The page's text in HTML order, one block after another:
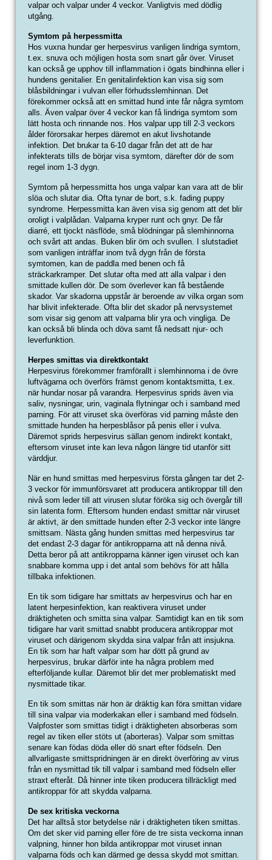
valpar och valpar under 4 veckor. Vanligtvis med dödlig
utgång.
Symtom på herpessmitta
Hos vuxna hundar ger herpesvirus vanligen lindriga symtom,
t.ex. snuva och möjligen hosta som snart går över. Viruset
kan också ge upphov till inflammation i ögats bindhinna eller i
hundens genitalier. En genitalinfektion kan visa sig som
blåsbildningar i vulvan eller förhudsslemhinnan. Det
förekommer också att en smittad hund inte får några symtom
alls. Även valpar över 4 veckor kan få lindriga symtom som
lätt hosta och rinnande nos. Hos valpar upp till 2-3 veckors
ålder förorsakar herpes däremot en akut livshotande
infektion. Det brukar ta 6-10 dagar från det att de har
infekterats tills de börjar visa symtom, därefter dör de som
regel inom 1-3 dygn.
Symtom på herpessmitta hos unga valpar kan vara att de blir
slöa och slutar dia. Ofta tynar de bort, s.k. fading puppy
syndrome. Herpessmitta kan även visa sig genom att det blir
oroligt i valplådan. Valparna kryper runt och gnyr. De får
diarré, ett tjockt näsflöde, små blödningar på slemhinnorna
och svårt att andas. Buken blir öm och svullen. I slutstadiet
som vanligen inträffar inom två dygn från de första
symtomen, kan de paddla med benen och få
sträckarkramper. Det slutar ofta med att alla valpar i den
smittade kullen dör. De som överlever kan få bestående
skador. Var skadorna uppstår är beroende av vilka organ som
har blivit infekterade. Ofta blir det skador på nervsystemet
som visar sig genom att valparna blir yra och vingliga. De
kan också bli blinda och döva samt få nedsatt njur- och
leverfunktion.
Herpes smittas via direktkontakt
Herpesvirus förekommer framförallt i slemhinnorna i de övre
luftvägarna och överförs främst genom kontaktsmitta, t.ex.
när hundar nosar på varandra. Herpesvirus sprids även via
saliv, nysningar, urin, vaginala flytningar och i samband med
parning. För att viruset ska överföras vid parning måste den
smittade hunden ha herpesblåsor på penis eller i vulva.
Däremot sprids herpesvirus sällan genom indirekt kontakt,
eftersom viruset inte kan leva någon längre tid utanför sitt
värddjur.
När en hund smittas med herpesvirus första gången tar det 2-
3 veckor för immunförsvaret att producera antikroppar till den
nivå som leder till att virusen slutar föröka sig och övergår till
sin latenta form. Eftersom hunden endast smittar när viruset
är aktivt, är den smittade hunden efter 2-3 veckor inte längre
smittsam. Nästa gång hunden smittas med herpesvirus tar
det endast 2-3 dagar för antikropparna att nå denna nivå.
Detta beror på att antikropparna känner igen viruset och kan
snabbare komma upp i det antal som behövs för att hålla
tillbaka infektionen.
En tik som tidigare har smittats av herpesvirus och har en
latent herpesinfektion, kan reaktivera viruset under
dräktigheten och smitta sina valpar. Samtidigt kan en tik som
tidigare har varit smittad snabbt producera antikroppar mot
viruset och därigenom skydda sina valpar från att insjukna.
En tik som har haft valpar som har dött på grund av
herpesvirus, brukar därför inte ha några problem med
efterföljande kullar. Däremot blir det mer problematiskt med
nysmittade tikar.
En tik som smittas när hon är dräktig kan föra smittan vidare
till sina valpar via moderkakan eller i samband med födseln.
Valpfoster som smittas tidigt i dräktigheten absorberas som
regel av tiken eller stöts ut (aborteras). Valpar som smittas
senare kan födas döda eller dö snart efter födseln. Den
allvarligaste smittspridningen är en direkt överföring av virus
från en nysmittad tik till valpar i samband med födseln eller
straxt efteråt. Då hinner inte tiken producera tillräckligt med
antikroppar för att skydda valparna.
De sex kritiska veckorna
Det har alltså stor betydelse när i dräktigheten tiken smittas.
Om det sker vid parning eller före de tre sista veckorna innan
valpning, hinner hon bilda antikroppar mot viruset innan
valparna föds och kan därmed ge dessa skydd mot smittan.